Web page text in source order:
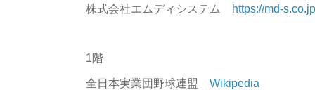
株式会社エムディシステム https://md-
1階
全日本実業団野球連盟 Wikipedia